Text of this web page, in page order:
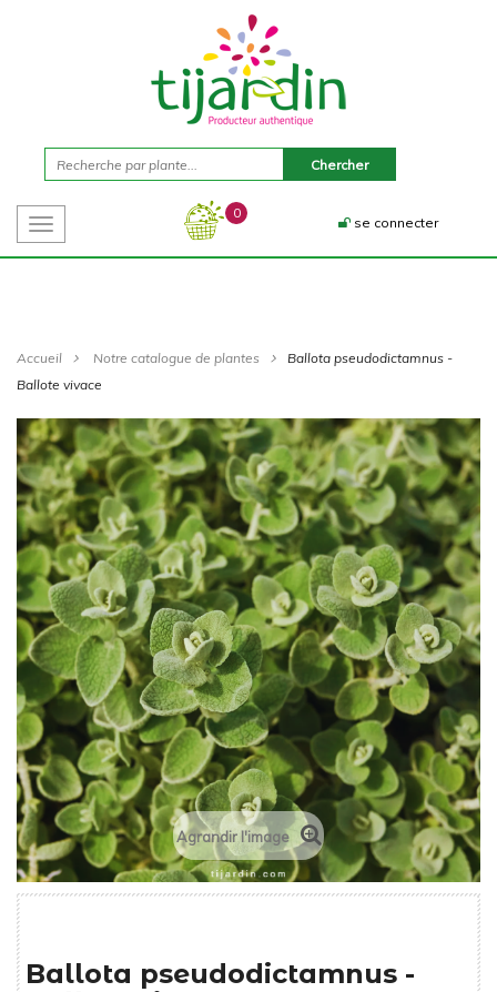
se connecter
0
Toggle
navigation
Accueil Notre catalogue de plantes
Ballota pseudodictamnus -
Ballote vivace
Agrandir l'image
Ballota pseudodictamnus -